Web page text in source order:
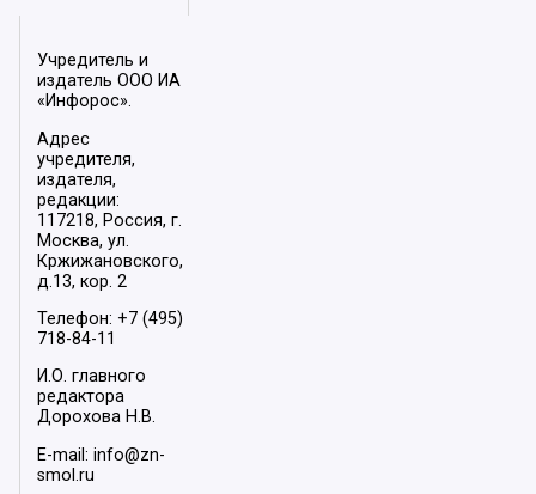
Учредитель и
издатель ООО ИА
«Инфорос».
Адрес
учредителя,
издателя,
редакции:
117218, Россия, г.
Москва, ул.
Кржижановского,
д.13, кор. 2
Телефон: +7 (495)
718-84-11
И.О. главного
редактора
Дорохова Н.В.
E-mail: info@zn-
smol.ru